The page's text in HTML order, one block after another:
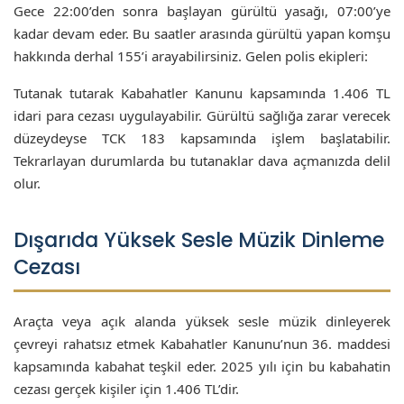
Gece 22:00’den sonra başlayan gürültü yasağı, 07:00’ye
kadar devam eder. Bu saatler arasında gürültü yapan komşu
hakkında derhal 155’i arayabilirsiniz. Gelen polis ekipleri:
Tutanak tutarak Kabahatler Kanunu kapsamında 1.406 TL
idari para cezası uygulayabilir. Gürültü sağlığa zarar verecek
düzeydeyse TCK 183 kapsamında işlem başlatabilir.
Tekrarlayan durumlarda bu tutanaklar dava açmanızda delil
olur.
Dışarıda Yüksek Sesle Müzik Dinleme
Cezası
Araçta veya açık alanda yüksek sesle müzik dinleyerek
çevreyi rahatsız etmek Kabahatler Kanunu’nun 36. maddesi
kapsamında kabahat teşkil eder. 2025 yılı için bu kabahatin
cezası gerçek kişiler için 1.406 TL’dir.